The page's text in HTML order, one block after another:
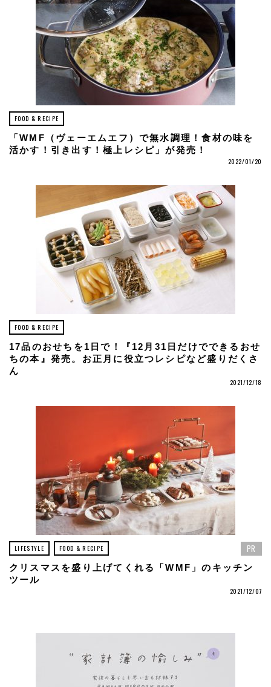
FOOD & RECIPE
「WMF（ヴェーエムエフ）で無水調理！食材の味を
活かす！引き出す！極上レシピ」が発売！
2022/01/20
FOOD & RECIPE
17品のおせちを1日で！『12月31日だけでできるおせ
ちの本』発売。お正月に役立つレシピなど盛りだくさ
ん
2021/12/18
LIFESTYLE FOOD & RECIPE PR
クリスマスを盛り上げてくれる「WMF」のキッチン
ツール
2021/12/07